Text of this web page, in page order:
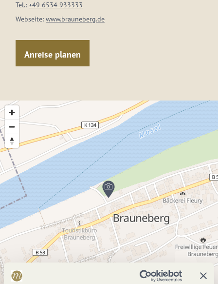
Tel.: +49 6534 933333
Webseite: www.brauneberg.de
Anreise planen